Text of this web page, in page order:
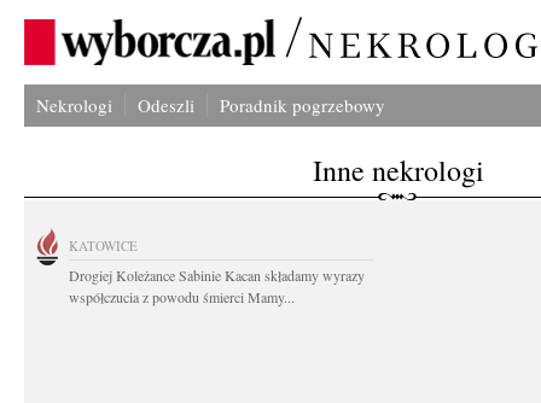
Nekrologi Odeszli Poradnik pogrzebowy
Inne nekrologi
KATOWICE
Drogiej Koleżance Sabinie Kacan składamy wyrazy
współczucia z powodu śmierci Mamy...